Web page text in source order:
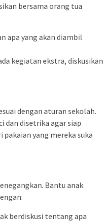
bersama orang tua
apa yang akan diambil
kegiatan ekstra, diskusikan
dengan aturan sekolah.
dan disetrika agar siap
yang mereka suka
Bantu anak
berdiskusi tentang apa